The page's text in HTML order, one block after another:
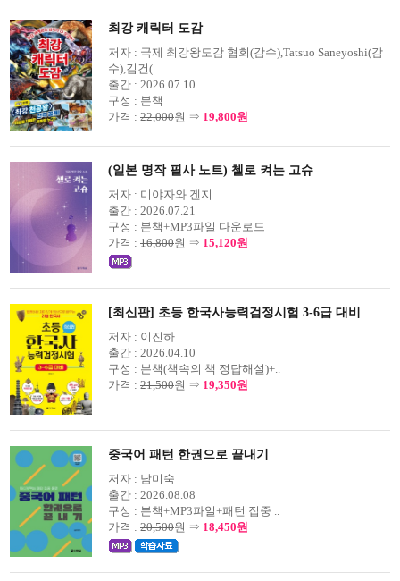
최강 캐릭터 도감
저자 : 국제 최강왕도감 협회(감수),Tatsuo Saneyoshi(감
수),김건(..
출간 : 2026.07.10
구성 : 본책
가격 : 22,000원 ⇒ 19,800원
(일본 명작 필사 노트) 첼로 켜는 고슈
저자 : 미야자와 겐지
출간 : 2026.07.21
구성 : 본책+MP3파일 다운로드
가격 : 16,800원 ⇒ 15,120원
[최신판] 초등 한국사능력검정시험 3-6급 대비
저자 : 이진하
출간 : 2026.04.10
구성 : 본책(책속의 책 정답해설)+..
가격 : 21,500원 ⇒ 19,350원
중국어 패턴 한권으로 끝내기
저자 : 남미숙
출간 : 2026.08.08
구성 : 본책+MP3파일+패턴 집중 ..
가격 : 20,500원 ⇒ 18,450원